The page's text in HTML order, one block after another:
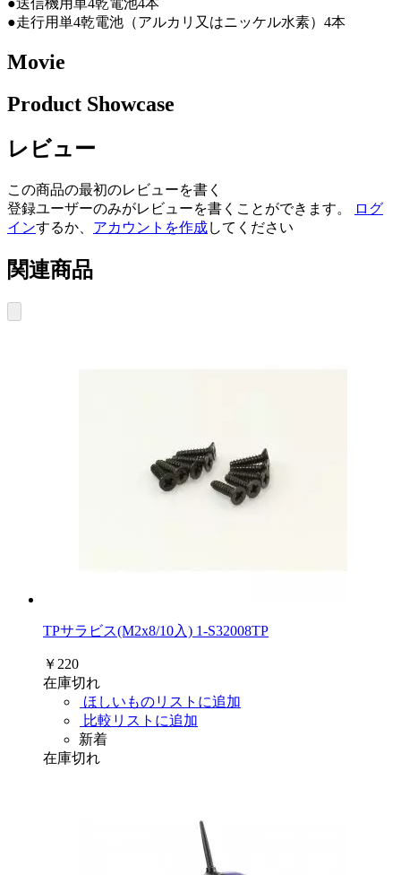
●送信機用単4乾電池4本
●走行用単4乾電池（アルカリ又はニッケル水素）4本
Movie
Product Showcase
レビュー
この商品の最初のレビューを書く
登録ユーザーのみがレビューを書くことができます。
ログ
インするか、 アカウントを作成してください
関連商品
TPサラビス(M2x8/10入) 1-S32008TP
￥220
在庫切れ
ほしいものリストに追加
比較リストに追加
新着
在庫切れ